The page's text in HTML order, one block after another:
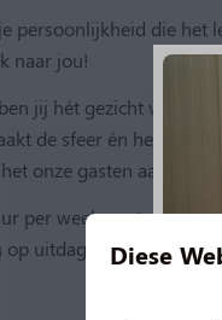
persoonlijkheid die
naar jou!
jij hét gezicht van
de sfeer én hebt een
onze gasten aan niets
per week, met een
uitdaging en plezier.
Diese